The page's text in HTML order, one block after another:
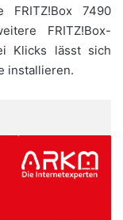
7490
FRITZ!Box-
Klicks lässt sich
installieren.